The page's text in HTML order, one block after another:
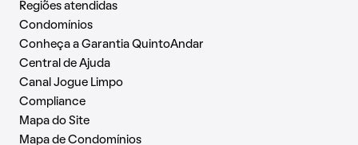
Regiões atendidas
Condomínios
Conheça a Garantia QuintoAndar
Central de Ajuda
Canal Jogue Limpo
Compliance
Mapa do Site
Mapa de Condomínios